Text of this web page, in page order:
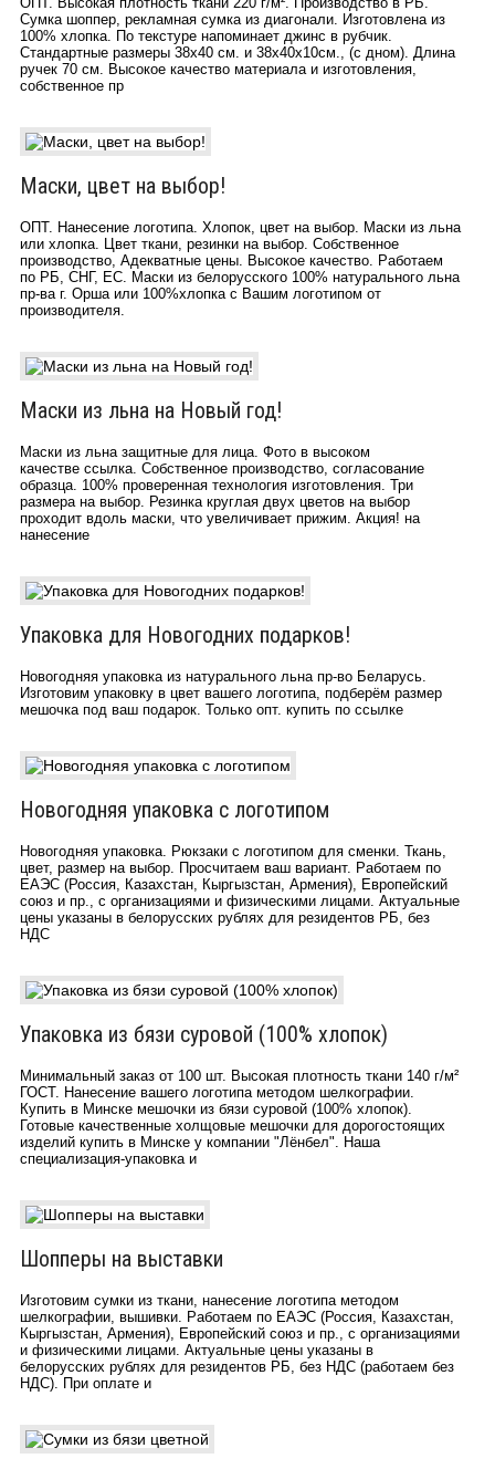
Сумка шоппер, рекламная сумка из диагонали. Изготовлена из
100% хлопка. По текстуре напоминает джинс в рубчик.
Стандартные размеры 38х40 см. и 38х40х10см., (с дном). Длина
ручек 70 см. Высокое качество материала и изготовления,
собственное пр
Маски, цвет на выбор!
ОПТ. Нанесение логотипа. Хлопок, цвет на выбор. Маски из льна
или хлопка. Цвет ткани, резинки на выбор. Собственное
производство, Адекватные цены. Высокое качество. Работаем
по РБ, СНГ, ЕС. Маски из белорусского 100% натурального льна
пр-ва г. Орша или 100%хлопка с Вашим логотипом от
производителя.
Маски из льна на Новый год!
Маски из льна защитные для лица. Фото в высоком
качестве ссылка. Собственное производство, согласование
образца. 100% проверенная технология изготовления. Три
размера на выбор. Резинка круглая двух цветов на выбор
проходит вдоль маски, что увеличивает прижим. Акция! на
нанесение
Упаковка для Новогодних подарков!
Новогодняя упаковка из натурального льна пр-во Беларусь.
Изготовим упаковку в цвет вашего логотипа, подберём размер
мешочка под ваш подарок. Только опт. купить по ссылке
Новогодняя упаковка с логотипом
Новогодняя упаковка. Рюкзаки с логотипом для сменки. Ткань,
цвет, размер на выбор. Просчитаем ваш вариант. Работаем по
ЕАЭС (Россия, Казахстан, Кыргызстан, Армения), Европейский
союз и пр., с организациями и физическими лицами. Актуальные
цены указаны в белорусских рублях для резидентов РБ, без
НДС
Упаковка из бязи суровой (100% хлопок)
Минимальный заказ от 100 шт. Высокая плотность ткани 140 г/м²
ГОСТ. Нанесение вашего логотипа методом шелкографии.
Купить в Минске мешочки из бязи суровой (100% хлопок).
Готовые качественные холщовые мешочки для дорогостоящих
изделий купить в Минске у компании "Лёнбел". Наша
специализация-упаковка и
Шопперы на выставки
Изготовим сумки из ткани, нанесение логотипа методом
шелкографии, вышивки. Работаем по ЕАЭС (Россия, Казахстан,
Кыргызстан, Армения), Европейский союз и пр., с организациями
и физическими лицами. Актуальные цены указаны в
белорусских рублях для резидентов РБ, без НДС (работаем без
НДС). При оплате и